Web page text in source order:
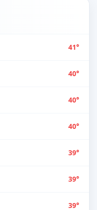
41°
40°
40°
40°
39°
39°
39°